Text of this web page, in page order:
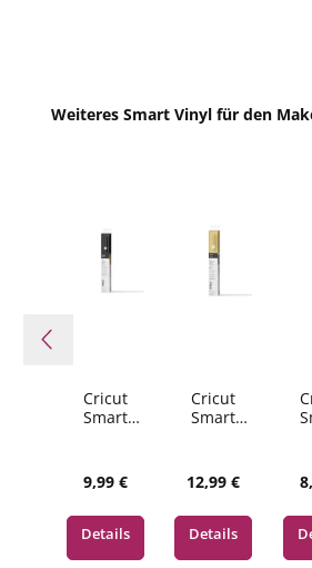
Produktgalerie überspringen
Weiteres Smart Vinyl für den
Cricut
Smart
t 33x91cm
1 sheet
(Black)
Regulärer Preis:
9,99 €
Details
Cricut
Smart
t 33x91cm
1 sheet
(Shimmer
Gold)
Regulärer Preis:
12,99 €
Details
1